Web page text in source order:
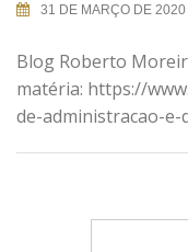
31 DE MARÇO DE 2020
Blog Roberto
matéria: https://
de-administracao-e-